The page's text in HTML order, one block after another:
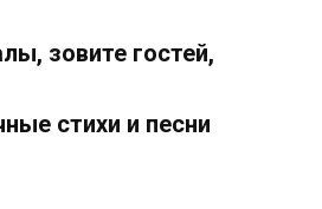
зовите гостей,
стихи и песни